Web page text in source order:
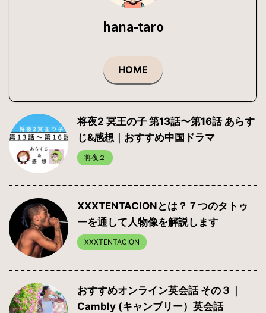
hana-taro
HOME
将夜2 冥王の子 第13話〜第16話 あらす
じ&感想｜おすすめ中国ドラマ
将夜２
XXXTENTACIONとは？７つのタトゥ
ーを通して人物像を解説します
XXXTENTACION
おすすめオンライン英会話 その３｜
Cambly (キャンブリー）英会話